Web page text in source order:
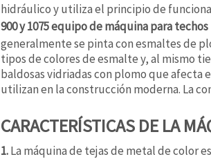
hidráulico y utiliza el principio de
900 y 1075 equipo de máquina para techos
generalmente se pinta con esmaltes de
tipos de colores de esmalte y, al mismo
baldosas vidriadas con plomo que
utilizan en la construcción moderna. La
CARACTERÍSTICAS DE LA
1.La máquina de tejas de metal de color